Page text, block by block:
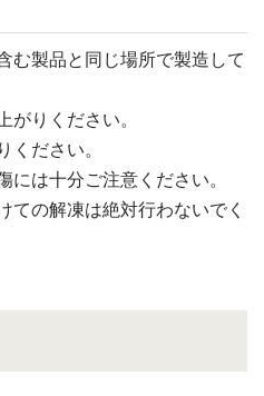
む製品と同じ場所で製造して
りください。
ださい。
は十分ご注意ください。
の解凍は絶対行わないでく